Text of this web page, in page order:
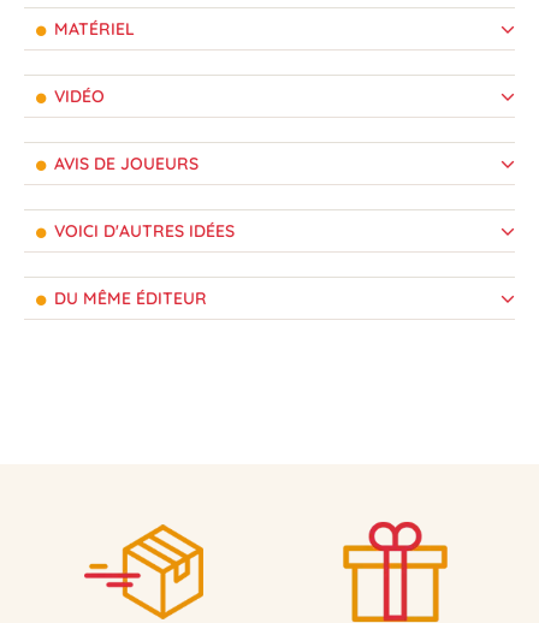
MATÉRIEL
VIDÉO
AVIS DE JOUEURS
VOICI D'AUTRES IDÉES
DU MÊME ÉDITEUR